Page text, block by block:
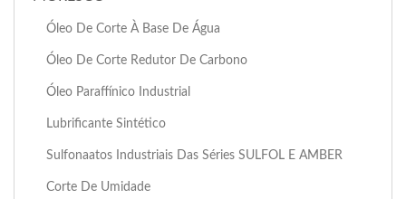
Óleo De Corte À Base De Água
Óleo De Corte Redutor De Carbono
Óleo Paraffínico Industrial
Lubrificante Sintético
Sulfonaatos Industriais Das Séries SULFOL E AMBER
Corte De Umidade